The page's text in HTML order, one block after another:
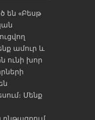
են «Բեսթ
ամուր և
ունի խոր
Մենք